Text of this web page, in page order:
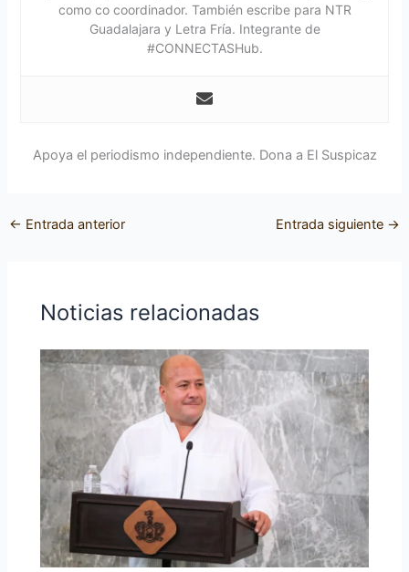
como co coordinador. También escribe para NTR
Guadalajara y Letra Fría. Integrante de
#CONNECTASHub.
Apoya el periodismo independiente. Dona a El Suspicaz
← Entrada anterior Entrada siguiente →
Noticias relacionadas